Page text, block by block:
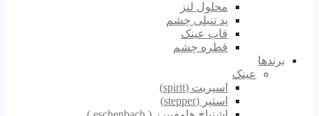
محلول لنز
پد تنبلی چشم
قاب عینک
قطره چشم
برندها
عینک
اسپریت (spirit)
استپر (stepper)